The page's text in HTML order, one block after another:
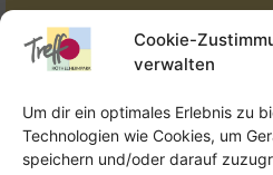
Cookie-
verwalten
Um dir ein optimales Erlebnis zu
Technologien wie Cookies, um
speichern und/oder darauf
Tel.:Telefon: 09131-610749
E-Mail:oka@treffpunkt-